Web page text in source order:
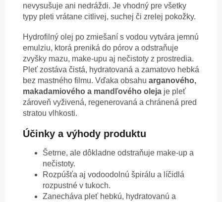
nevysušuje ani nedráždi. Je vhodný pre všetky
typy pleti vrátane citlivej, suchej či zrelej pokožky.
Hydrofilný olej po zmiešaní s vodou vytvára jemnú
emulziu, ktorá preniká do pórov a odstraňuje
zvyšky mazu, make-upu aj nečistoty z prostredia.
Pleť zostáva čistá, hydratovaná a zamatovo hebká
bez mastného filmu. Vďaka obsahu arganového,
makadamiového a mandľového oleja je pleť
zároveň vyživená, regenerovaná a chránená pred
stratou vlhkosti.
Účinky a výhody produktu
Šetrne, ale dôkladne odstraňuje make-up a
nečistoty.
Rozpúšťa aj vodoodolnú špirálu a líčidlá
rozpustné v tukoch.
Zanecháva pleť hebkú, hydratovanú a